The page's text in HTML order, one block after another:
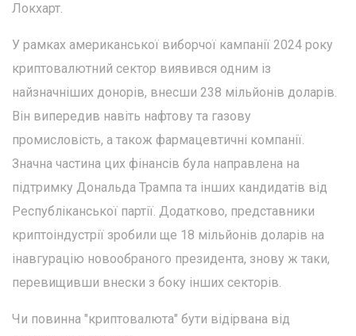
Локхарт.
У рамках американської виборчої кампанії 2024 року
криптовалютний сектор виявився одним із
найзначніших донорів, внесши 238 мільйонів доларів.
Він випередив навіть нафтову та газову
промисловість, а також фармацевтичні компанії.
Значна частина цих фінансів була направлена на
підтримку Дональда Трампа та інших кандидатів від
Республіканської партії. Додатково, представники
криптоіндустрії зробили ще 18 мільйонів доларів на
інавгурацію новообраного президента, знову ж таки,
перевищивши внески з боку інших секторів.
Чи повинна "криптовалюта" бути відірвана від